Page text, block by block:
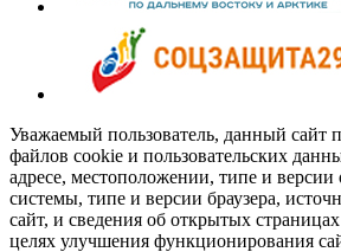
Уважаемый пользователь, данный сайт
файлов cookie и пользовательских
адресе, местоположении, типе и
системы, типе и версии браузера,
сайт, и сведения об открытых страницах
целях улучшения функционирования